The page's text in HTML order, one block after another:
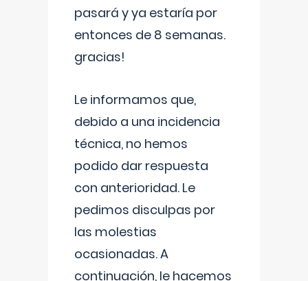
pasará y ya estaría por
entonces de 8 semanas.
gracias!
Le informamos que,
debido a una incidencia
técnica, no hemos
podido dar respuesta
con anterioridad. Le
pedimos disculpas por
las molestias
ocasionadas. A
continuación, le hacemos